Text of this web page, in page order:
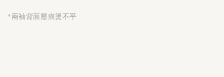
*兩袖背面壓痕燙不平